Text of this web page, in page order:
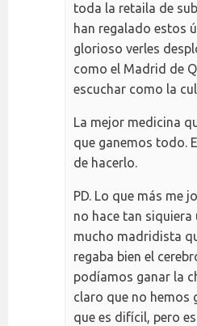
toda la retaila de
han regalado estos
glorioso verles
como el Madrid de
escuchar como la
La mejor medicina
que ganemos todo.
de hacerlo.
PD. Lo que más me
no hace tan
mucho madridista
regaba bien el
podíamos ganar la
claro que no hemos
que es difícil, pero